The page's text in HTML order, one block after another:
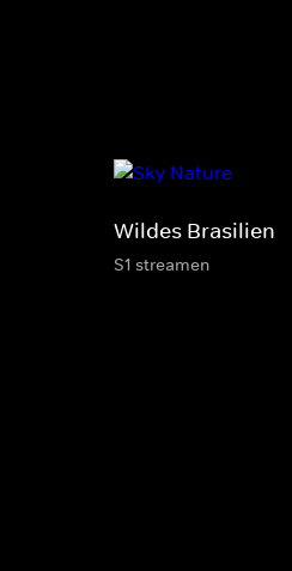
Wildes Brasilien
S1 streamen